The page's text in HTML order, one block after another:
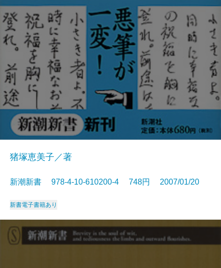
猪塚恵美子／著
新潮新書 978-4-10-610200-4 748円 2007/01/20
新書電子書籍あり